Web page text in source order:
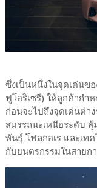
ซึ่งเป็นหนึ่งในจุดเด่นข
ฟูโอริเซรี) ให้ลูกค้ากำ
ก่อนจะไปถึงจุดเด่นต่า
สมรรถนะเหนือระดับ
พันธุ์ โฟลกอเร และเท
กับยนตรกรรมในสายก